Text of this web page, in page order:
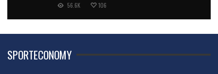
56.6K 106
SPORTECONOMY